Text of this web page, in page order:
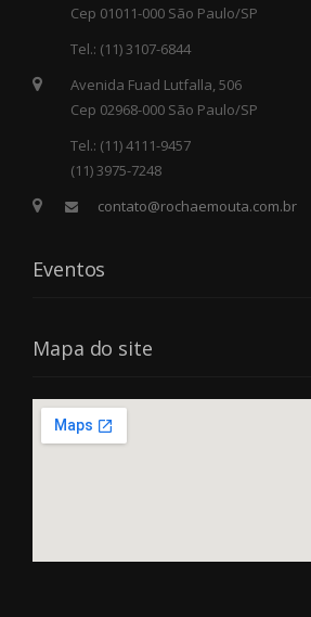
Cep 01011-000 São Paulo/SP
Tel.: (11) 3107-6844
Avenida Fuad Lutfalla, 506
Cep 02968-000 São Paulo/SP
Tel.: (11) 4111-9457
(11) 3975-7248
contato@rochaemouta.com.br
Eventos
Mapa do site